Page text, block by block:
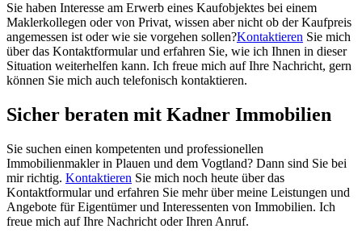
Sie haben Interesse am Erwerb eines Kaufobjektes bei einem
Maklerkollegen oder von Privat, wissen aber nicht ob der Kaufpreis
angemessen ist oder wie sie vorgehen sollen?Kontaktieren Sie mich
über das Kontaktformular und erfahren Sie, wie ich Ihnen in dieser
Situation weiterhelfen kann. Ich freue mich auf Ihre Nachricht, gern
können Sie mich auch telefonisch kontaktieren.
Sicher beraten mit Kadner Immobilien
Sie suchen einen kompetenten und professionellen
Immobilienmakler in Plauen und dem Vogtland? Dann sind Sie bei
mir richtig. Kontaktieren Sie mich noch heute über das
Kontaktformular und erfahren Sie mehr über meine Leistungen und
Angebote für Eigentümer und Interessenten von Immobilien. Ich
freue mich auf Ihre Nachricht oder Ihren Anruf.